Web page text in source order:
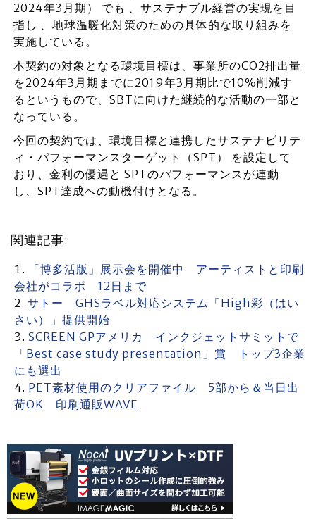
2024年3月期） でも 、サステナブル経営の実現を目
指し 、地球温暖化対策のための具体的な取り組みを
実施している。
本契約の対象となる環境目標は、事業所のCO2排出量
を2024年3月期までに2019年3月期比で10%削減す
るというもので、SBTに向けた継続的な活動の一部と
なっている。
今回の契約では、環境目標と連携したサステナビリテ
ィ・パフォーマンスターゲット（SPT） を設定して
おり、金利の優遇と SPTのパフォーマンスが連動
し、SPT達成への動機付けとなる。
関連記事:
「博多活版」展示会を開催中 アーティストと印刷
会社がコラボ 12日まで
サトー GHSラベル対応システム「High彩（はい
さい）」提供開始
SCREEN GPアメリカ インクジェットサミットで
「Best case study presentation」賞 トップ3企業
にも選出
PET素材使用のクリアファイル 5部から＆当日出
荷OK 印刷通販WAVE